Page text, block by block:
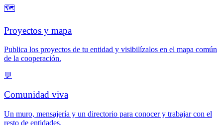
🗺️
Proyectos y mapa
Publica los proyectos de tu entidad y visibilízalos en el mapa común
de la cooperación.
💬
Comunidad viva
Un muro, mensajería y un directorio para conocer y trabajar con el
resto de entidades.